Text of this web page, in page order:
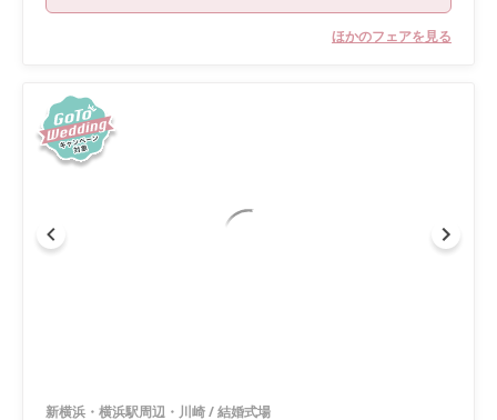
ほかのフェアを見る
新横浜・横浜駅周辺・川崎/結婚式場